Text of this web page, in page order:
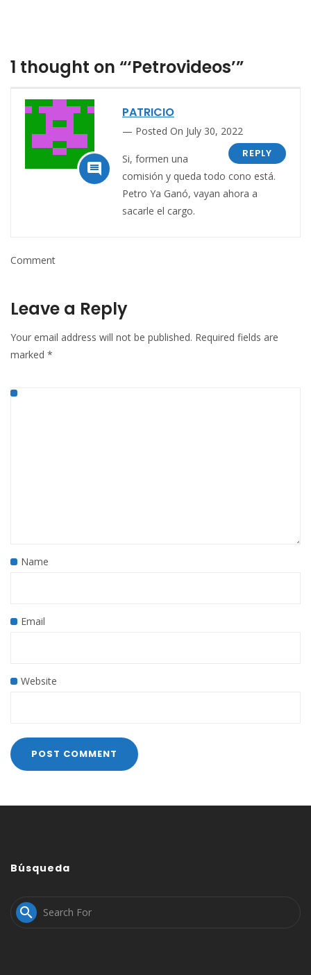
1 thought on “‘Petrovideos’”

PATRICIO
Posted On July 30, 2022
REPLY
Si, formen una
comisión y queda todo cono está.
Petro Ya Ganó, vayan ahora a
sacarle el cargo.
Comment
Leave a Reply
Your email address will not be published. Required fields are
marked *
Name
Email
Website
Búsqueda
